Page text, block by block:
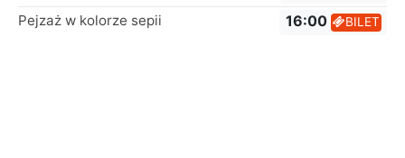
Pejzaż w kolorze sepii 16:00 BILET